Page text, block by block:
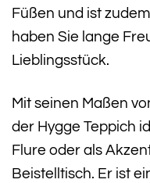
Füßen und ist
haben Sie lange
Lieblingsstück.
Mit seinen Maßen
der Hygge Teppich
Flure oder als
Beistelltisch. Er ist